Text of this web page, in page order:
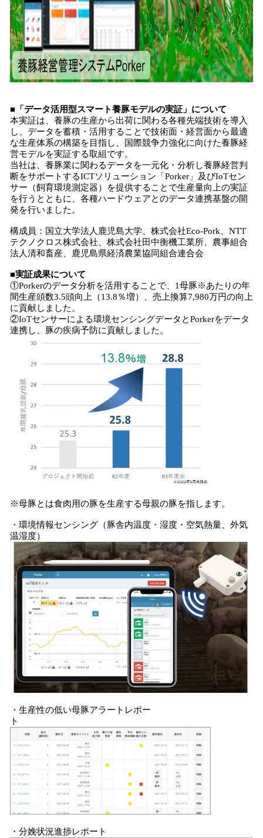
■「データ活用型スマート養豚モデルの実証」について
本実証は、養豚の生産から出荷に関わる各種先端技術を導入
し、データを蓄積・活用することで技術面・経営面から最適
な生産体系の構築を目指し、国際競争力強化に向けた養豚経
営モデルを実証する取組です。
当社は、養豚業に関わるデータを一元化・分析し養豚経営判
断をサポートするICTソリューション「Porker」及びIoTセン
サー（飼育環境測定器）を提供することで生産量向上の実証
を行うとともに、各種ハードウェアとのデータ連携基盤の開
発を行いました。
構成員：国立大学法人鹿児島大学、株式会社Eco-Pork、NTT
テクノクロス株式会社、株式会社田中衡機工業所、農事組合
法人清和畜産、鹿児島県経済農業協同組合連合会
■実証成果について
①Porkerのデータ分析を活用することで、1母豚※あたりの年
間生産頭数3.5頭向上（13.8％増）、売上換算7,980万円の向上
に貢献しました。
②IoTセンサーによる環境センシングデータとPorkerをデータ
連携し、豚の疾病予防に貢献しました。
※母豚とは食肉用の豚を生産する母親の豚を指します。
・環境情報センシング（豚舎内温度・湿度・空気熱量、外気
温湿度）
・生産性の低い母豚アラートレポー
ト
・分娩状況進捗レポート